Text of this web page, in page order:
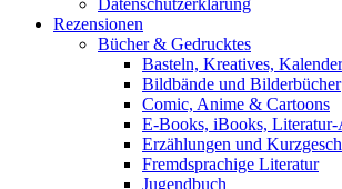
Datenschutzerklärung
Rezensionen
Bücher & Gedrucktes
Basteln, Kreatives, Kalender
Bildbände und Bilderbücher
Comic, Anime & Cartoons
E-Books, iBooks, Literatur-
Erzählungen und
Fremdsprachige Literatur
Jugendbuch